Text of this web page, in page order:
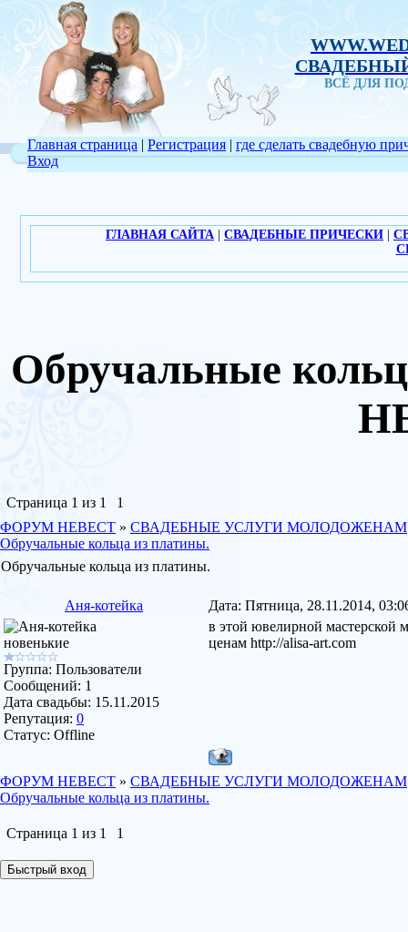
ВСЁ ДЛЯ
Главная страница | Регистрация |
Вход
где сделать свадебную
ГЛАВНАЯ САЙТА СВАДЕБНЫЕ ПРИЧЕСКИ
Обручальные
Страница 1 из 1
1
ФОРУМ НЕВЕСТ » СВАДЕБНЫЕ УСЛУГИ МОЛОДОЖЕНАМ
Обручальные кольца из платины.
Обручальные кольца из платины.
Аня-котейка Дата: Пятница, 28.11.2014,
новенькие
Группа: Пользователи
Сообщений: 1
Дата свадьбы: 15.11.2015
Репутация: 0
Статус: Offline
в этой ювелирной мастерской
ценам http://alisa-art.com
ФОРУМ НЕВЕСТ » СВАДЕБНЫЕ УСЛУГИ МОЛОДОЖЕНАМ
Обручальные кольца из платины.
Страница 1 из 1 1